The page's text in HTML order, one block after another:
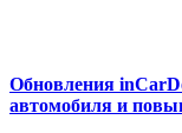
Обновления
автомобиля и